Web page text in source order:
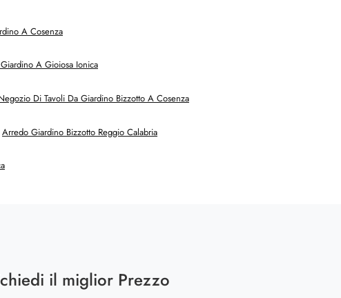
A Cosenza
A Gioiosa Ionica
Di Tavoli Da Giardino Bizzotto A Cosenza
Arredo Giardino Bizzotto Reggio Calabria
il miglior Prezzo